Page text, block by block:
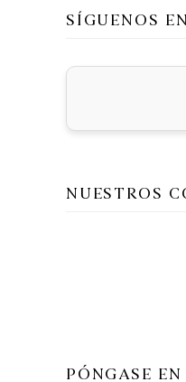
SÍGUENOS EN
NUESTROS
PÓNGASE